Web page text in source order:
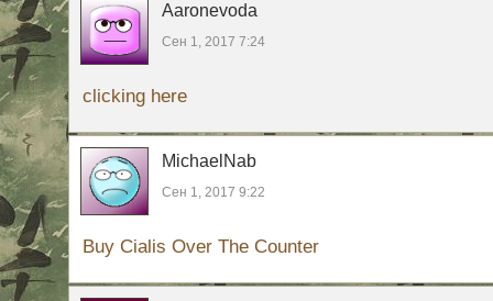
Aaronevoda
Сен 1, 2017 7:24
clicking here
MichaelNab
Сен 1, 2017 9:22
Buy Cialis Over The Counter